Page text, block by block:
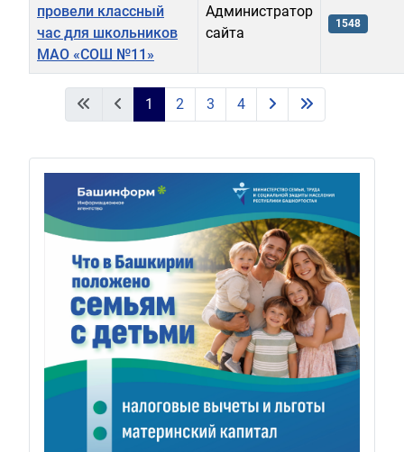
Материалы
провели классный
час для школьников
МАО «СОШ №11»
Администратор
сайта
1548
1 2 3 4